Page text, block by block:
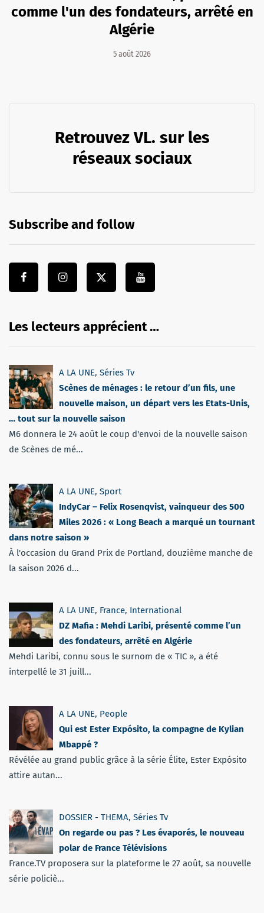
comme l'un des fondateurs, arrêté en
Algérie
5 août 2026
Retrouvez VL. sur les
réseaux sociaux
Subscribe and follow
Les lecteurs apprécient …
A LA UNE, Séries Tv
Scènes de ménages : le retour d’un fils, une
nouvelle maison, un départ vers les Etats-Unis,
… tout sur la nouvelle saison
M6 donnera le 24 août le coup d'envoi de la nouvelle saison
de Scènes de mé...
A LA UNE, Sport
IndyCar – Felix Rosenqvist, vainqueur des 500
Miles 2026 : « Long Beach a marqué un tournant
dans notre saison »
À l'occasion du Grand Prix de Portland, douzième manche de
la saison 2026 d...
A LA UNE, France, International
DZ Mafia : Mehdi Laribi, présenté comme l’un
des fondateurs, arrêté en Algérie
Mehdi Laribi, connu sous le surnom de « TIC », a été
interpellé le 31 juill...
A LA UNE, People
Qui est Ester Expósito, la compagne de Kylian
Mbappé ?
Révélée au grand public grâce à la série Élite, Ester Expósito
attire autan...
DOSSIER - THEMA, Séries Tv
On regarde ou pas ? Les évaporés, le nouveau
polar de France Télévisions
France.TV proposera sur la plateforme le 27 août, sa nouvelle
série policiè...